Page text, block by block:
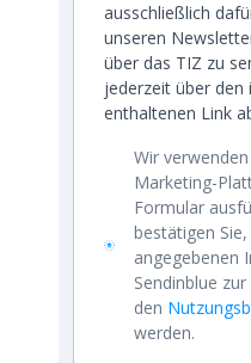
ausschließlich
unseren
über das TIZ zu
jederzeit über den
enthaltenen Link
Wir
Marketing-
Formular
bestätigen
angegebenen
Sendinblue
den
werden.